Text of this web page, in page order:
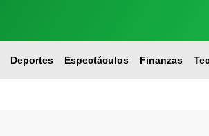
Deportes Espectáculos Finanzas